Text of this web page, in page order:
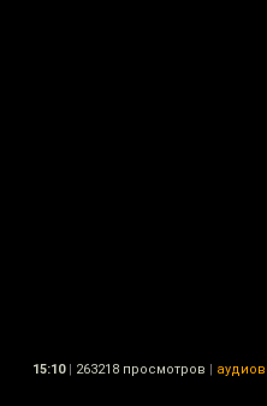
15:10 | 263218 просмотров |